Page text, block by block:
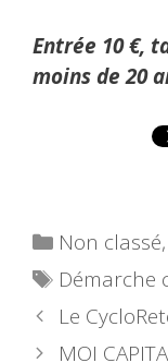
Entrée 10 €,
moins de 20
Catégories
Non classé,
Étiquettes
Démarche
Le
MOI